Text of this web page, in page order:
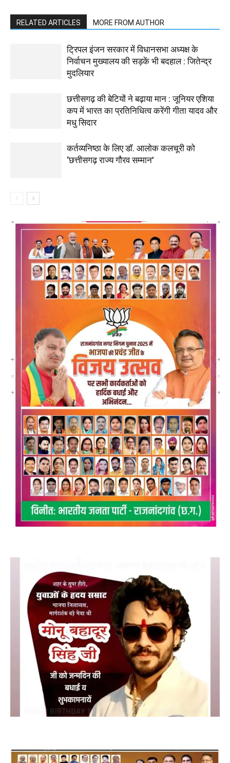
RELATED ARTICLES MORE FROM AUTHOR
ट्रिपल इंजन सरकार में विधानसभा अध्यक्ष के
निर्वाचन मुख्यालय की सड़कें भी बदहाल : जितेन्द्र
मुदलियार
छत्तीसगढ़ की बेटियों ने बढ़ाया मान : जूनियर एशिया
कप में भारत का प्रतिनिधित्व करेंगी गीता यादव और
मधु सिदार
कर्तव्यनिष्ठा के लिए डॉ. आलोक कलचूरी को
‘छत्तीसगढ़ राज्य गौरव सम्मान’